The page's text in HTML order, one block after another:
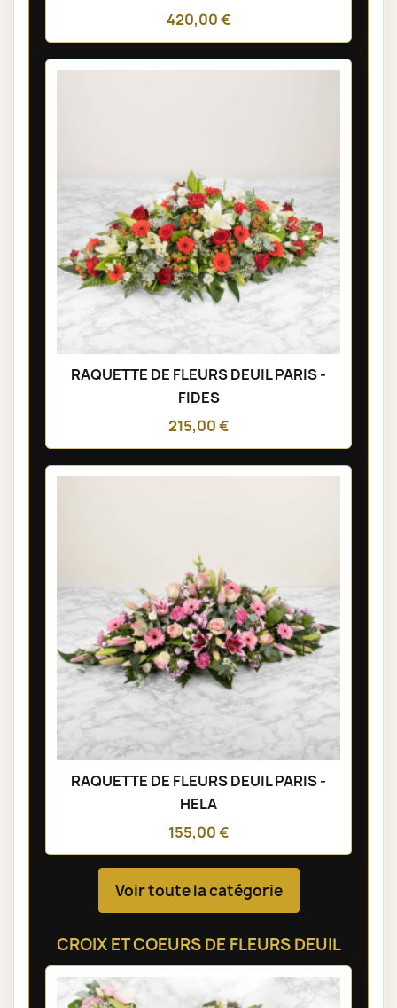
420,00 €
RAQUETTE DE FLEURS DEUIL PARIS -
FIDES
215,00 €
RAQUETTE DE FLEURS DEUIL PARIS -
HELA
155,00 €
Voir toute la catégorie
CROIX ET COEURS DE FLEURS DEUIL